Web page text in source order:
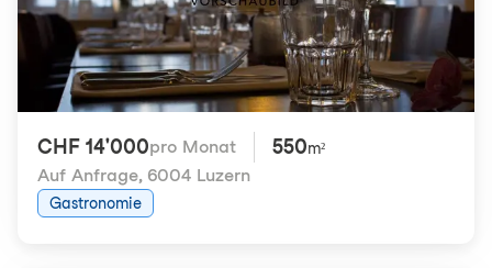
CHF 14'000pro Monat 550m²
Auf Anfrage, 6004 Luzern
Gastronomie